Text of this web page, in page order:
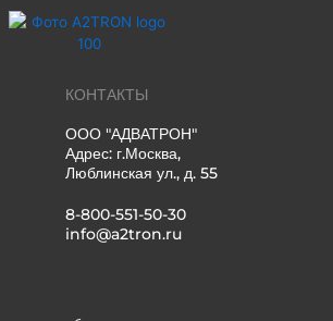
КОНТАКТЫ
ООО "АДВАТРОН"
Адрес: г.Москва,
Люблинская ул., д. 55
8-800-551-50-30
info@a2tron.ru